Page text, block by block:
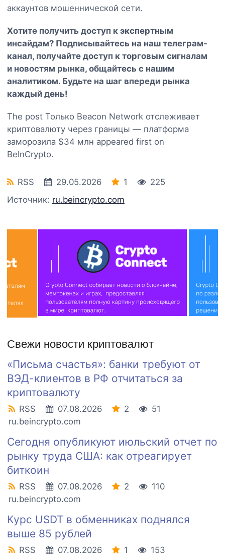
аккаунтов мошеннической сети.
Хотите получить доступ к экспертным
инсайдам? Подписывайтесь на наш телеграм-
канал, получайте доступ к торговым сигналам
и новостям рынка, общайтесь с нашим
аналитиком. Будьте на шаг впереди рынка
каждый день!
The post Только Beacon Network отслеживает
криптовалюту через границы — платформа
заморозила $34 млн appeared first on
BeInCrypto.
RSS 29.05.2026 1
225
Источник: ru.beincrypto.com
Свежи новости криптовалют
«Письма счастья»: банки требуют от
ВЭД-клиентов в РФ отчитаться за
криптовалюту
RSS 07.08.2026 2
51
ru.beincrypto.com
Сегодня опубликуют июльский отчет по
рынку труда США: как отреагирует
биткоин
RSS 07.08.2026 2
110
ru.beincrypto.com
Курс USDT в обменниках поднялся
выше 85 рублей
RSS 07.08.2026 1
153